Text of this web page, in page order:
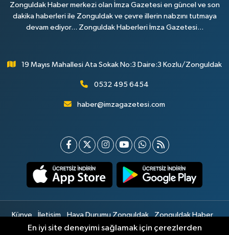
Zonguldak Haber merkezi olan İmza Gazetesi en güncel ve son
dakika haberleri ile Zonguldak ve çevre illerin nabzını tutmaya
devam ediyor... Zonguldak Haberleri İmza Gazetesi...
19 Mayıs Mahallesi Ata Sokak No:3 Daire:3 Kozlu/Zonguldak
0532 495 6454
haber@imzagazetesi.com
Künye İletişim Hava Durumu Zonguldak
Zonguldak Haber
Gizlilik Sözleşmesi
Hizmet Şartları Sitemap
En iyi site deneyimi sağlamak için çerezlerden